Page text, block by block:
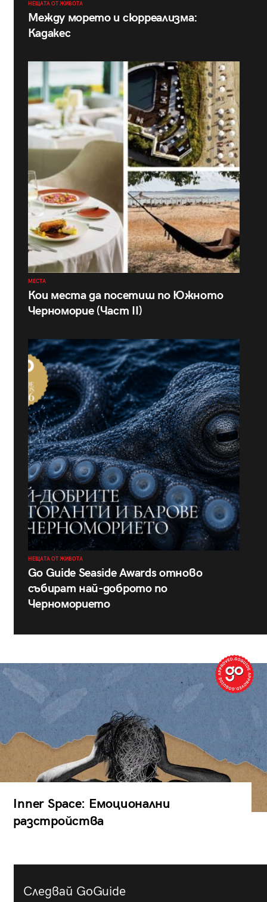
НЕЩАТА ОТ ЖИВОТА
Между морето и сюрреализма:
Кадакес
МЕСТА
Кои места да посетиш по Южното
Черноморие (Част II)
НЕЩАТА ОТ ЖИВОТА
Go Guide Seaside Awards отново
събират най-доброто по
Черноморието
Inner Space: Емоционални
разстройства
Следвай GoGuide